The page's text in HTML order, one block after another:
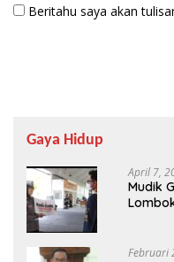
Beritahu saya akan
Gaya Hidup
April 7,
Mudik
Februari